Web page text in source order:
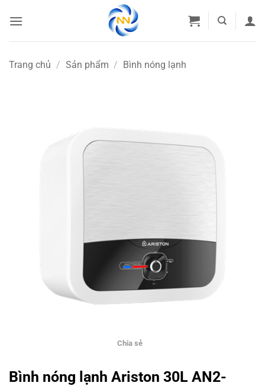
qua
Trang chủ / Sản phẩm / Bình nóng lạnh
Chia sẻ
Bình nóng lạnh Ariston 30L AN2-